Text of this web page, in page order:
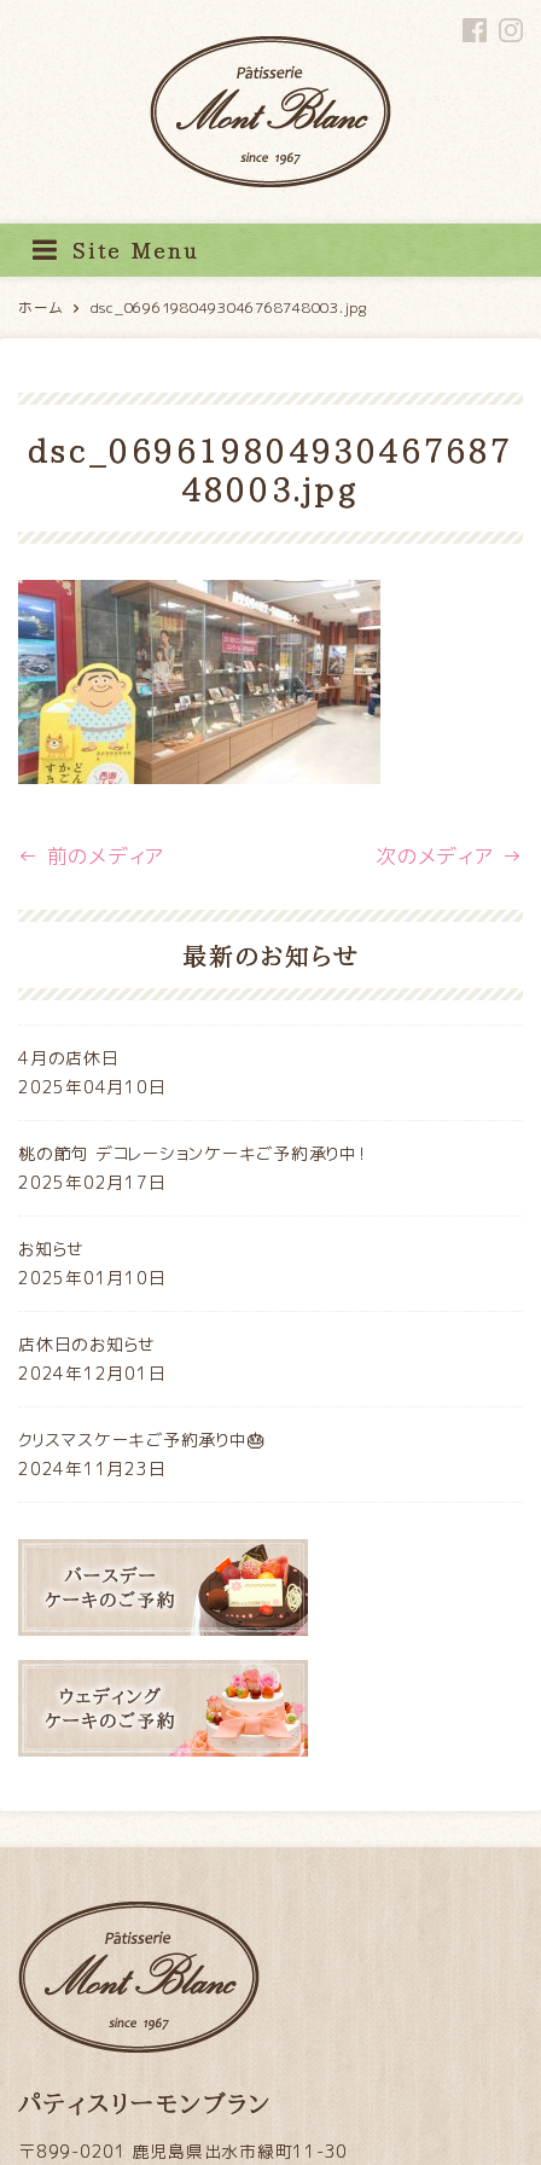
Site Menu
ホーム dsc_06961980493046768748003.jpg
dsc_069619804930467687
48003.jpg
← 前のメディア 次のメディア →
最新のお知らせ
4月の店休日
2025年04月10日
桃の節句 デコレーションケーキご予約承り中！
2025年02月17日
お知らせ
2025年01月10日
店休日のお知らせ
2024年12月01日
クリスマスケーキご予約承り中🎂
2024年11月23日
パティスリーモンブラン
〒899-0201 鹿児島県出水市緑町11-30